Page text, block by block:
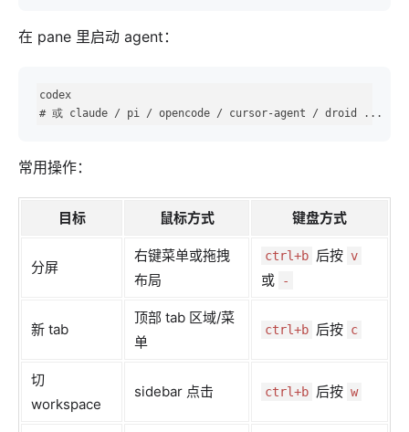
在 pane 里启动 agent：
codex
# 或 claude / pi / opencode / cursor-agent / droid ...
常用操作：
目标 鼠标方式 键盘方式
分屏
右键菜单或拖拽
布局
ctrl+b 后按 v
或 -
新 tab
顶部 tab 区域/菜
单
ctrl+b 后按 c
切
workspace
sidebar 点击 ctrl+b 后按 w